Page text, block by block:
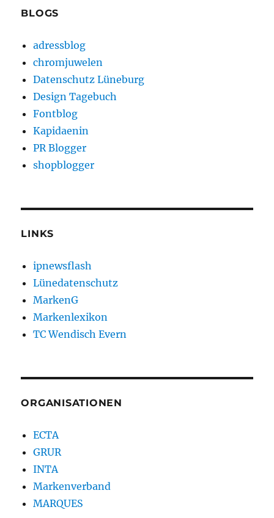
BLOGS
adressblog
chromjuwelen
Datenschutz Lüneburg
Design Tagebuch
Fontblog
Kapidaenin
PR Blogger
shopblogger
LINKS
ipnewsflash
Lünedatenschutz
MarkenG
Markenlexikon
TC Wendisch Evern
ORGANISATIONEN
ECTA
GRUR
INTA
Markenverband
MARQUES